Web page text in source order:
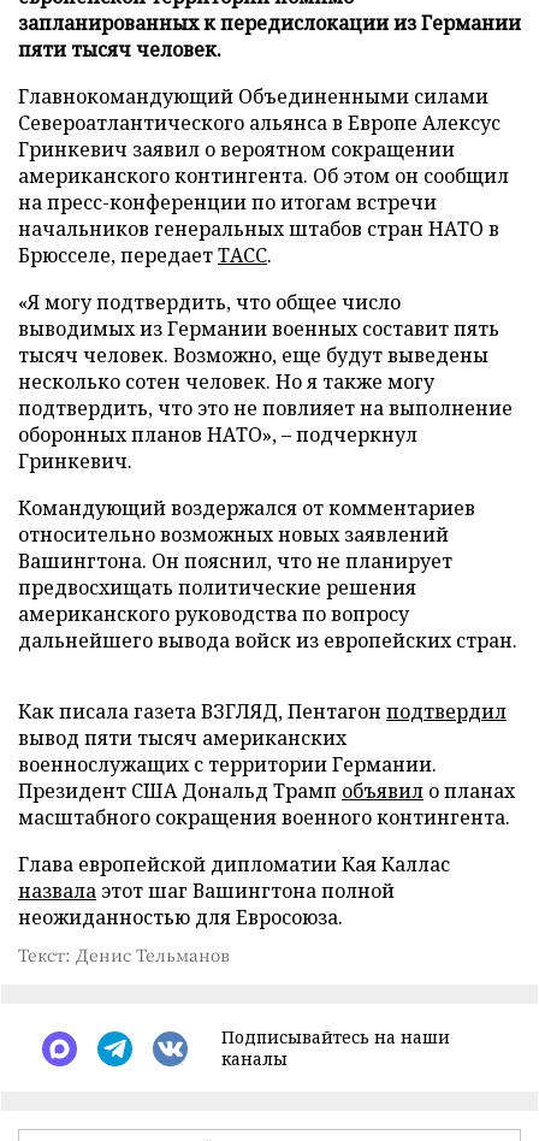
запланированных к передислокации из Германии
пяти тысяч человек.
Главнокомандующий Объединенными силами
Североатлантического альянса в Европе Алексус
Гринкевич заявил о вероятном сокращении
американского контингента. Об этом он сообщил
на пресс-конференции по итогам встречи
начальников генеральных штабов стран НАТО в
Брюсселе, передаетТАСС.
«Я могу подтвердить, что общее число
выводимых из Германии военных составит пять
тысяч человек. Возможно, еще будут выведены
несколько сотен человек. Но я также могу
подтвердить, что это не повлияет на выполнение
оборонных планов НАТО», – подчеркнул
Гринкевич.
Командующий воздержался от комментариев
относительно возможных новых заявлений
Вашингтона. Он пояснил, что не планирует
предвосхищать политические решения
американского руководства по вопросу
дальнейшего вывода войск из европейских стран.
Как писала газета ВЗГЛЯД, Пентагон подтвердил
вывод пяти тысяч американских
военнослужащих с территории Германии.
Президент США Дональд Трамп объявил о планах
масштабного сокращения военного контингента.
Глава европейской дипломатии Кая Каллас
назвала этот шаг Вашингтона полной
неожиданностью для Евросоюза.
Текст: Денис Тельманов
Подписывайтесь на наши
каналы